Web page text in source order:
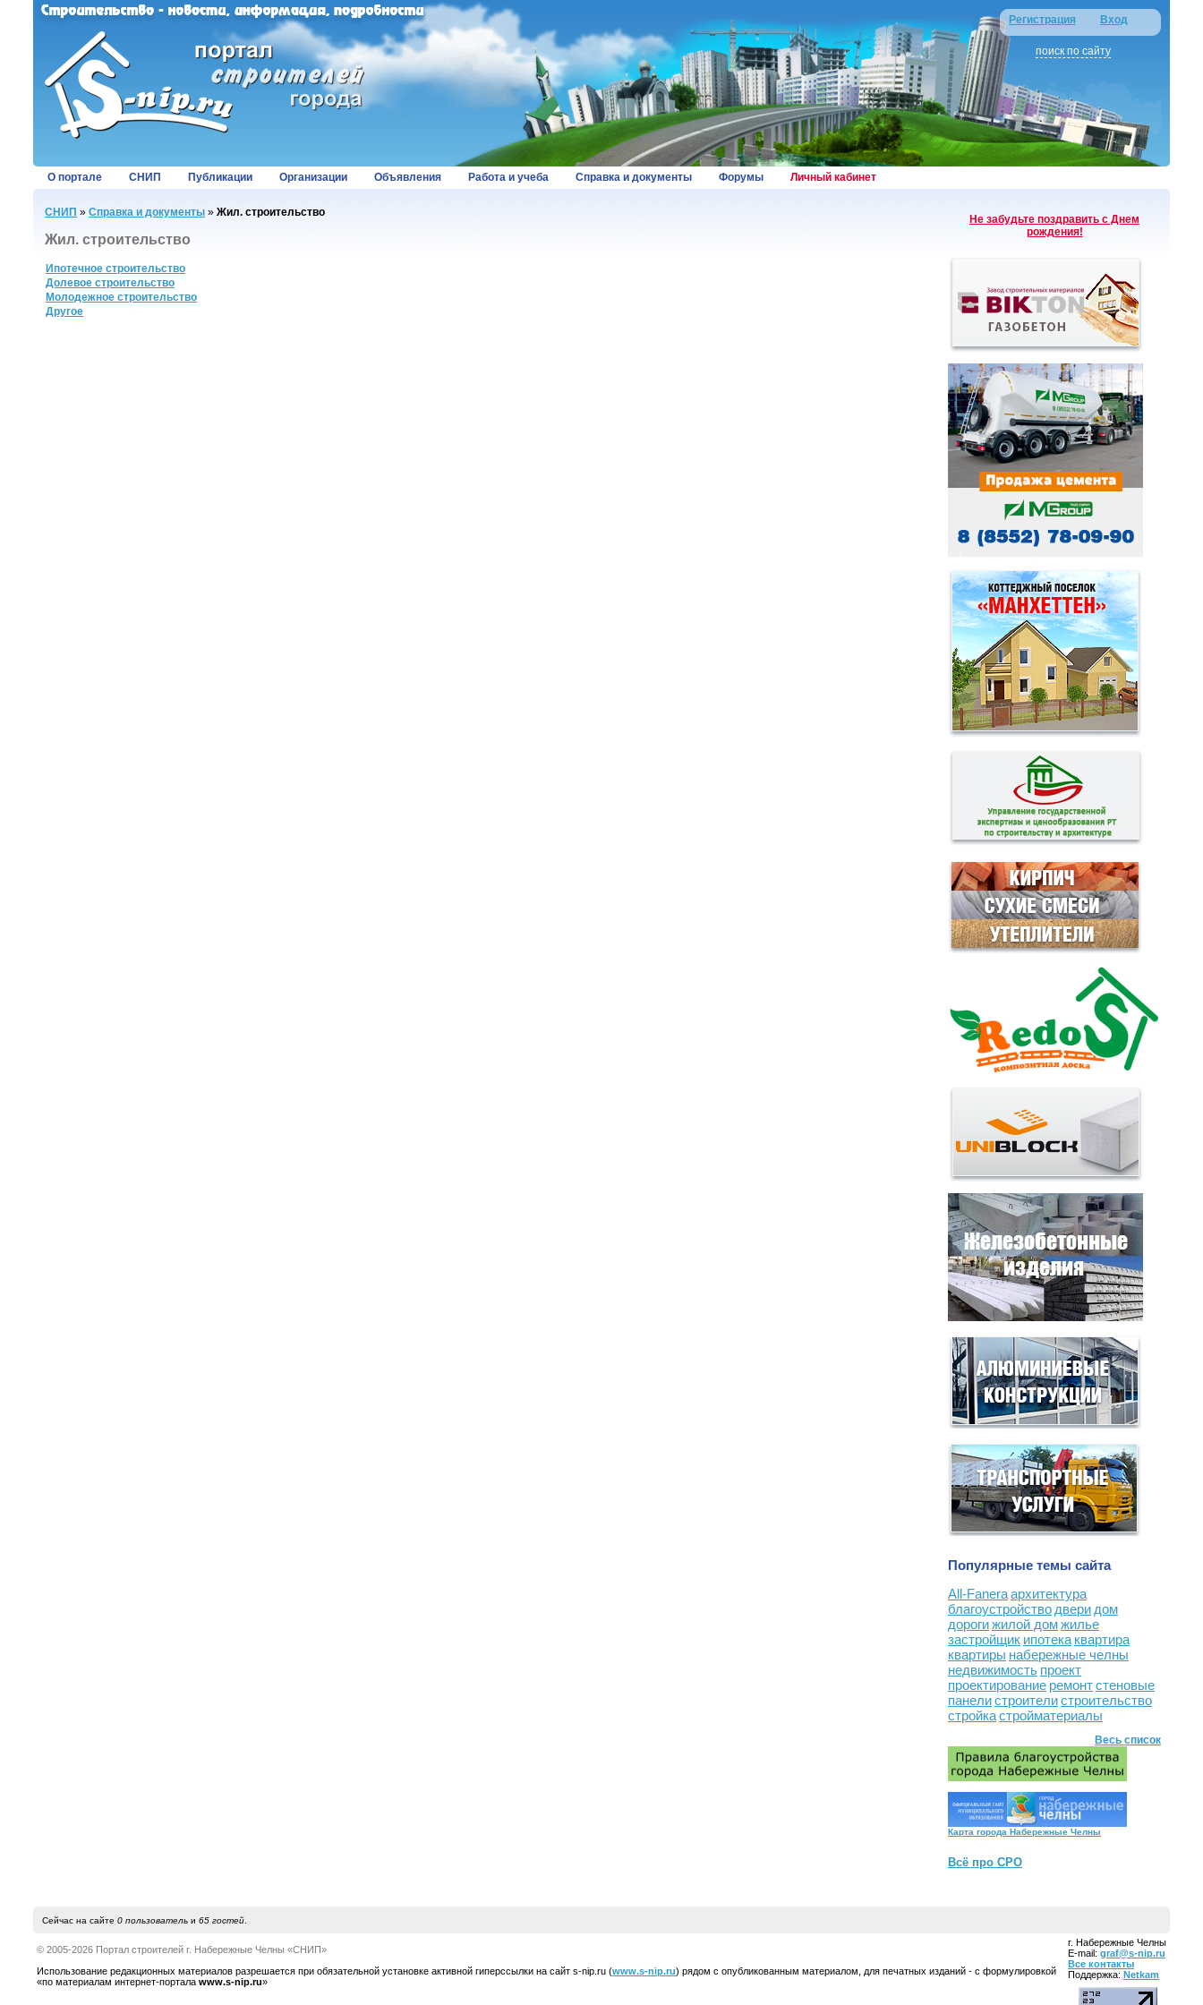
Регистрация Вход
поиск по сайту
О портале СНИП Публикации Организации Объявления Работа и учеба Справка и документы Форумы Личный кабинет
СНИП » Справка и документы » Жил. строительство
Жил. строительство
Ипотечное строительство
Долевое строительство
Молодежное строительство
Другое
Не забудьте поздравить с Днем
рождения!
Популярные темы сайта
All-Faneraархитектура
благоустройство двери дом
дорогижилой домжилье
застройщик ипотека квартира
квартиры набережные челны
недвижимость проект
проектирование ремонтстеновые
панелистроителистроительство
стройкастройматериалы
Весь список
Карта города Набережные Челны
Всё про СРО
Сейчас на сайте 0 пользовательи 65 гостей.
© 2005-2026 Портал строителей г. Набережные Челны «СНИП»
Использование редакционных материалов разрешается при обязательной установке активной гиперссылки на сайт s-nip.ru (www.s-nip.ru) рядом с опубликованным материалом, для печатных изданий - с формулировкой
«по материалам интернет-портала www.s-nip.ru»
г. Набережные Челны
E-mail: graf@s-nip.ru
Все контакты
Поддержка: Netkam